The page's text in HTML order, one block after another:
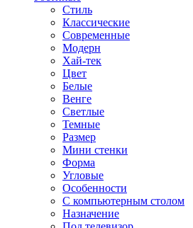
Стиль
Классические
Современные
Модерн
Хай-тек
Цвет
Белые
Венге
Светлые
Темные
Размер
Мини стенки
Форма
Угловые
Особенности
С компьютерным столом
Назначение